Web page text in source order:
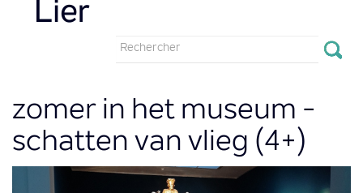
Formulaire
recherche
zomer in het museum -
schatten van vlieg (4+)